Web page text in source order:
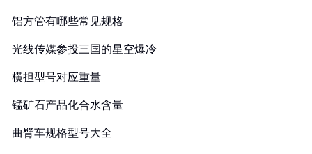
铝方管有哪些常见规格
光线传媒参投三国的星空爆冷
横担型号对应重量
锰矿石产品化合水含量
曲臂车规格型号大全